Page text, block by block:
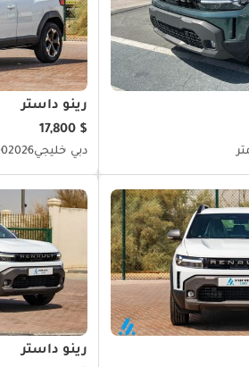
رينو داستر
$ 17,800
دبي خليجي20260 كيلومتر
رينو داستر